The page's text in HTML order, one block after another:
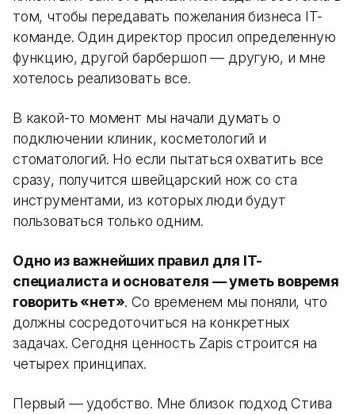
том, чтобы передавать пожелания бизнеса IT-
команде. Один директор просил определенную
функцию, другой барбершоп — другую, и мне
хотелось реализовать все.
В какой-то момент мы начали думать о
подключении клиник, косметологий и
стоматологий. Но если пытаться охватить все
сразу, получится швейцарский нож со ста
инструментами, из которых люди будут
пользоваться только одним.
Одно из важнейших правил для IT-
специалиста и основателя — уметь вовремя
говорить «нет». Со временем мы поняли, что
должны сосредоточиться на конкретных
задачах. Сегодня ценность Zapis строится на
четырех принципах.
Первый — удобство. Мне близок подход Стива